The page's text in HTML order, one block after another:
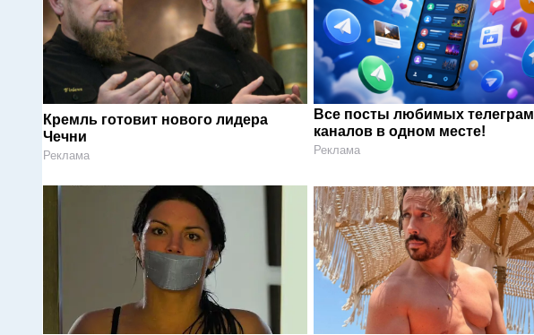
Кремль готовит нового лидера
Чечни
Реклама
Все посты любимых телеграм
каналов в одном месте!
Реклама